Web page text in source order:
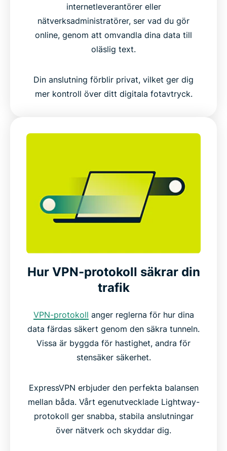
internetleverantörer eller
nätverksadministratörer, ser vad du gör
online, genom att omvandla dina data till
oläslig text.
Din anslutning förblir privat, vilket ger dig
mer kontroll över ditt digitala fotavtryck.
Hur VPN-protokoll säkrar din
trafik
VPN-protokoll anger reglerna för hur dina
data färdas säkert genom den säkra tunneln.
Vissa är byggda för hastighet, andra för
stensäker säkerhet.
ExpressVPN erbjuder den perfekta balansen
mellan båda. Vårt egenutvecklade Lightway-
protokoll ger snabba, stabila anslutningar
över nätverk och skyddar dig.